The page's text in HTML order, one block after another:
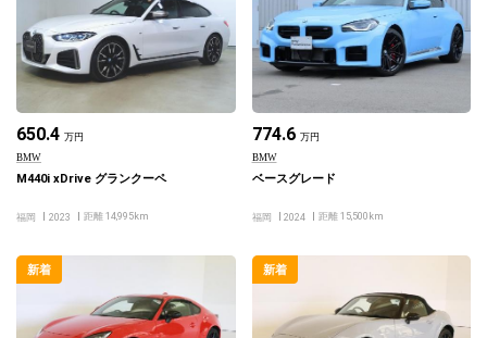
650.4 万円
BMW
M440i xDrive グランクーペ
福岡 2023 距離 14,995km
774.6 万円
BMW
ベースグレード
福岡 2024 距離 15,500km
新着 新着